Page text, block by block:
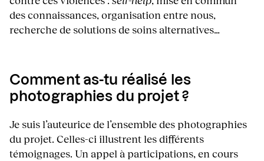
des connaissances, organisation entre nous,
recherche de solutions de soins alternatives…
Comment as-tu réalisé les
photographies du projet ?
Je suis l’auteurice de l’ensemble des photographies
du projet. Celles-ci illustrent les différents
témoignages. Un appel à participations, en cours